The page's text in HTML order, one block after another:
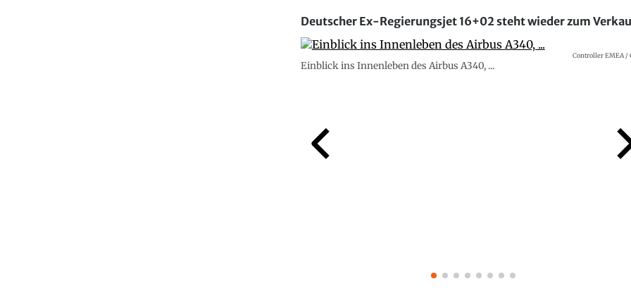
Deutscher Ex-Regierungsjet 16+02 steht wieder zum
Einblick ins Innenleben des Airbus A340, ...
Controller EMEA /